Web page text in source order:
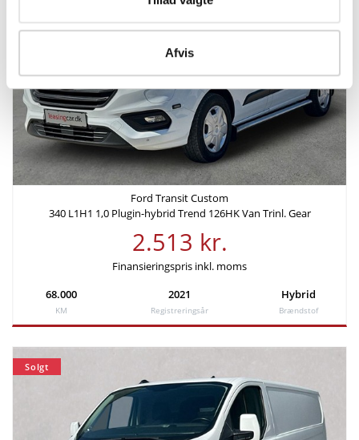
Afvis
KM/L (WLTP) Grøn ejerafgift (årlig)
Leveringsomkostninger (inkl.)
4.620 kr.
Finansiering
2.336 kr
Udbetaling
53.970 kr
4,06%
Løbetid
72 mdr. 125.930 kr.
42.283 kr. 10,53%
Samlede
Ford Transit Custom
340 L1H1 1,0 Plugin-hybrid Trend 126HK Van Trinl. Gear
2.513 kr.
Finansieringspris inkl. moms
68.000
KM
2021
Registreringsår
Hybrid
Brændstof
Solgt